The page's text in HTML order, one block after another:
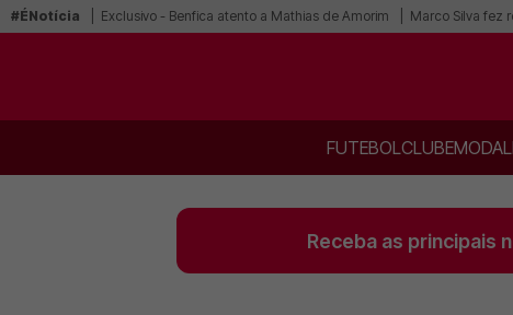
#ÉNotícia Exclusivo - Benfica atento a Mathias de Amorim Marco Silva fez
FUTEBOLCLUBE
Receba as principais